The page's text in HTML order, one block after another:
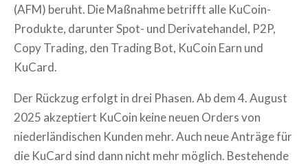
(AFM) beruht. Die Maßnahme betrifft alle KuCoin-
Produkte, darunter Spot- und Derivatehandel, P2P,
Copy Trading, den Trading Bot, KuCoin Earn und
KuCard.
Der Rückzug erfolgt in drei Phasen. Ab dem 4. August
2025 akzeptiert KuCoin keine neuen Orders von
niederländischen Kunden mehr. Auch neue Anträge für
die KuCard sind dann nicht mehr möglich. Bestehende